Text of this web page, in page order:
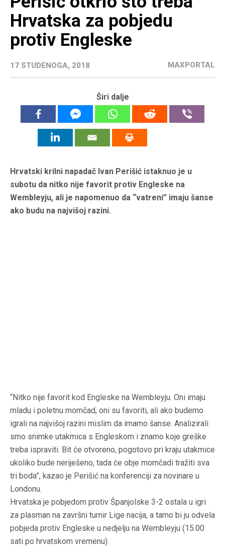
Hrvatska za pobjedu
protiv Engleske
17 STUDENOGA, 2018 MAXPORTAL
Širi dalje
Hrvatski krilni napadač Ivan Perišić istaknuo je u
subotu da nitko nije favorit protiv Engleske na
Wembleyju, ali je napomenuo da “vatreni” imaju šanse
ako budu na najvišoj razini.
“Nitko nije favorit kod Engleske na Wembleyju. Oni imaju
mladu i poletnu momčad, oni su favoriti, ali ako budemo
igrali na najvišoj razini mislim da imamo šanse. Analizirali
smo snimke utakmica s Engleskom i znamo koje greške
treba ispraviti. Bit će otvoreno, pogotovo pri kraju utakmice
ukoliko bude neriješeno, tada će obje momčadi tražiti sva
tri boda”, kazao je Perišić na konferenciji za novinare u
Londonu.
Hrvatska je pobjedom protiv Španjolske 3-2 ostala u igri
za plasman na završni turnir Lige nacija, a tamo bi ju odvela
pobjeda protiv Engleske u nedjelju na Wembleyju (15.00
sati po hrvatskom vremenu).